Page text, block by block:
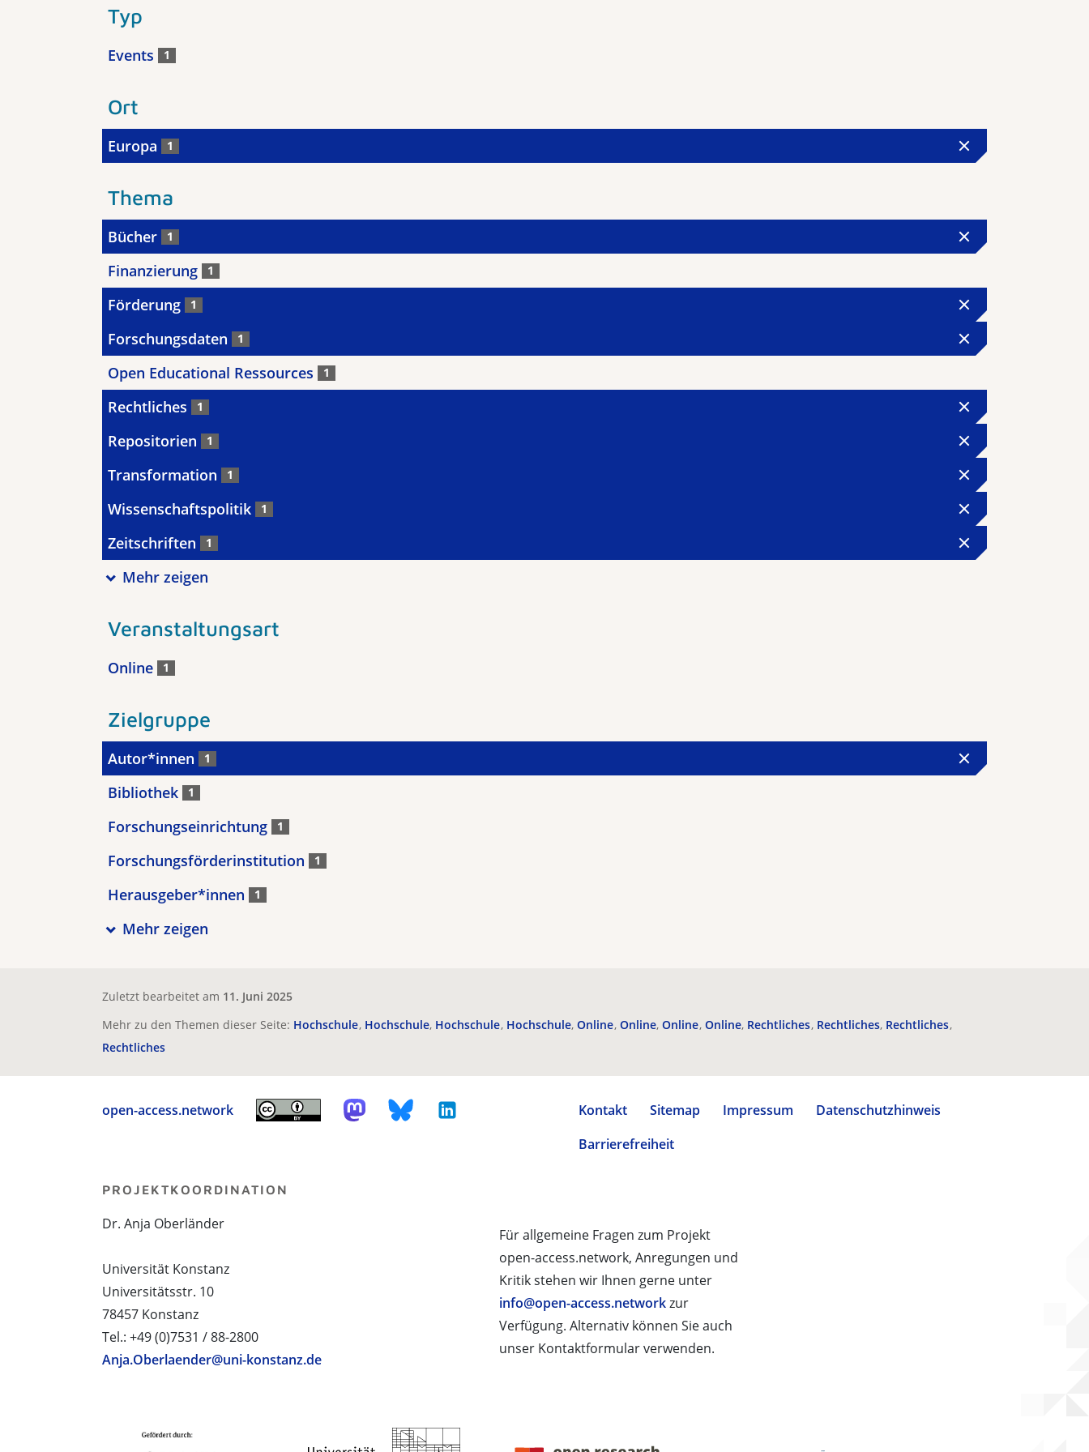
Typ
Events 1
Ort
Europa 1
Thema
Bücher 1
Finanzierung 1
Förderung 1
Forschungsdaten 1
Open Educational Ressources 1
Rechtliches 1
Repositorien 1
Transformation 1
Wissenschaftspolitik 1
Zeitschriften 1
Mehr zeigen
Veranstaltungsart
Online 1
Zielgruppe
Autor*innen 1
Bibliothek 1
Forschungseinrichtung 1
Forschungsförderinstitution 1
Herausgeber*innen 1
Mehr zeigen
Zuletzt bearbeitet am 11. Juni 2025
Mehr zu den Themen dieser Seite: Hochschule Hochschule Hochschule Hochschule Online Online Online Online Rechtliches Rechtliches Rechtliches
Rechtliches
open-access.network Kontakt Sitemap Impressum
Datenschutzhinweis
Barrierefreiheit
Für allgemeine Fragen zum Projekt
open-access.network, Anregungen und
Kritik stehen wir Ihnen gerne unter
info@open-access.networkzur
Verfügung. Alternativ können Sie auch
unser Kontaktformular verwenden.
PROJEKTKOORDINATION
Dr. Anja Oberländer
Universität Konstanz
Universitätsstr. 10
78457 Konstanz
Tel.: +49 (0)7531 / 88-2800
Anja.Oberlaender@uni-konstanz.de